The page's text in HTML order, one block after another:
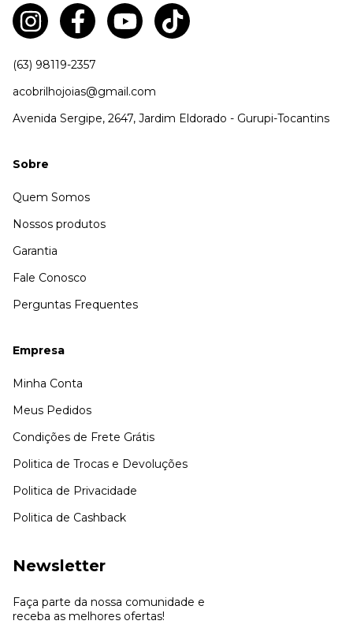
(63) 98119-2357
acobrilhojoias@gmail.com
Avenida Sergipe, 2647, Jardim Eldorado - Gurupi-Tocantins
Sobre
Quem Somos
Nossos produtos
Garantia
Fale Conosco
Perguntas Frequentes
Empresa
Minha Conta
Meus Pedidos
Condições de Frete Grátis
Politica de Trocas e Devoluções
Politica de Privacidade
Politica de Cashback
Newsletter
Faça parte da nossa comunidade e
receba as melhores ofertas!